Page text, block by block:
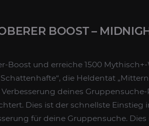
BOOST –
Boost und erreiche 1500
die Heldentat
Verbesserung deines
Dies ist der schnellste Einstieg
für deine Gruppensuche.